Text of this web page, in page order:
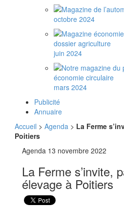
octobre 2024
juin 2024
mars 2024
Publicité
Annuaire
Accueil > Agenda > La Ferme
Poitiers
Agenda 13 novembre 2022
La Ferme s’invite,
élevage à Poitiers